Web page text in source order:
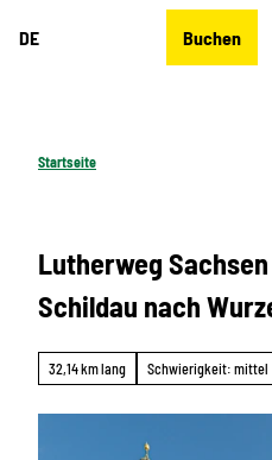
DE Buchen
Startseite
Lutherweg
Schildau nach
32,14 km lang Schwierigkeit: mittel